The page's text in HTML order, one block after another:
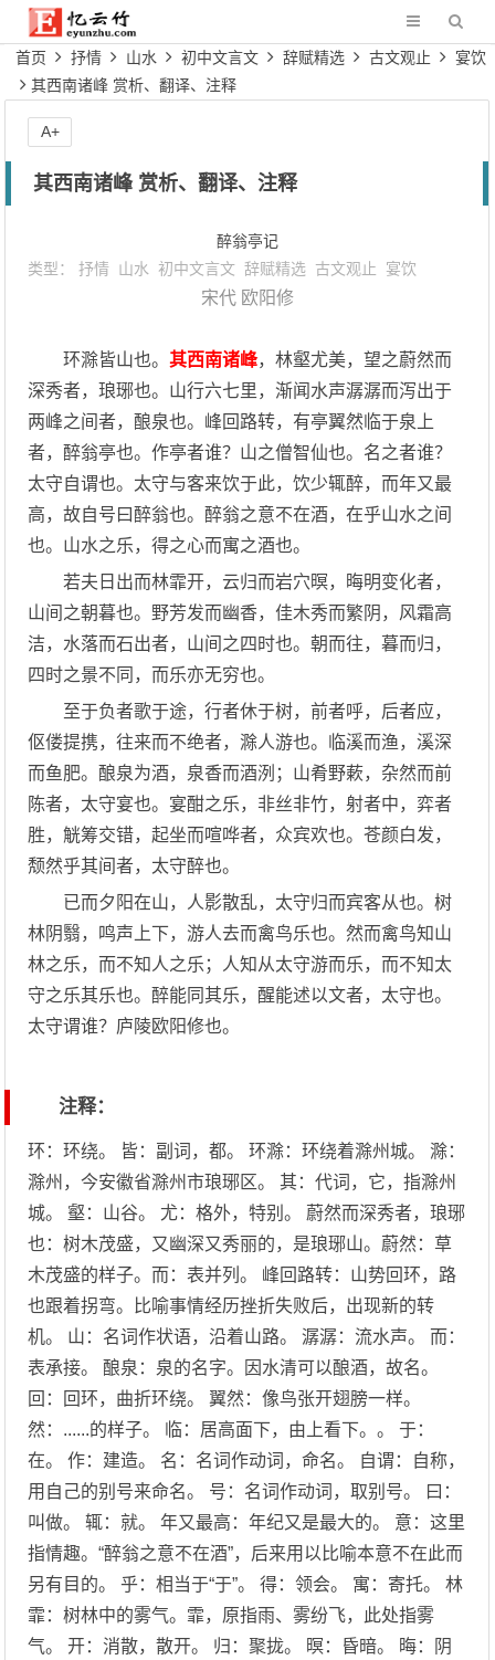
首页 抒情 山水 初中文言文 辞赋精选 古文观止
宴饮
其西南诸峰 赏析、翻译、注释
其西南诸峰 赏析、翻译、注释
醉翁亭记
类型：抒情 山水 初中文言文 辞赋精选 古文观止 宴饮
宋代 欧阳修
环滁皆山也。其西南诸峰，林壑尤美，望之蔚然而
深秀者，琅琊也。山行六七里，渐闻水声潺潺而泻出于
两峰之间者，酿泉也。峰回路转，有亭翼然临于泉上
者，醉翁亭也。作亭者谁？山之僧智仙也。名之者谁？
太守自谓也。太守与客来饮于此，饮少辄醉，而年又最
高，故自号曰醉翁也。醉翁之意不在酒，在乎山水之间
也。山水之乐，得之心而寓之酒也。
若夫日出而林霏开，云归而岩穴暝，晦明变化者，
山间之朝暮也。野芳发而幽香，佳木秀而繁阴，风霜高
洁，水落而石出者，山间之四时也。朝而往，暮而归，
四时之景不同，而乐亦无穷也。
至于负者歌于途，行者休于树，前者呼，后者应，
伛偻提携，往来而不绝者，滁人游也。临溪而渔，溪深
而鱼肥。酿泉为酒，泉香而酒洌；山肴野蔌，杂然而前
陈者，太守宴也。宴酣之乐，非丝非竹，射者中，弈者
胜，觥筹交错，起坐而喧哗者，众宾欢也。苍颜白发，
颓然乎其间者，太守醉也。
已而夕阳在山，人影散乱，太守归而宾客从也。树
林阴翳，鸣声上下，游人去而禽鸟乐也。然而禽鸟知山
林之乐，而不知人之乐；人知从太守游而乐，而不知太
守之乐其乐也。醉能同其乐，醒能述以文者，太守也。
太守谓谁？庐陵欧阳修也。
注释：
环：环绕。 皆：副词，都。 环滁：环绕着滁州城。 滁：
滁州，今安徽省滁州市琅琊区。 其：代词，它，指滁州
城。 壑：山谷。 尤：格外，特别。 蔚然而深秀者，琅琊
也：树木茂盛，又幽深又秀丽的，是琅琊山。蔚然：草
木茂盛的样子。而：表并列。 峰回路转：山势回环，路
也跟着拐弯。比喻事情经历挫折失败后，出现新的转
机。 山：名词作状语，沿着山路。 潺潺：流水声。 而：
表承接。 酿泉：泉的名字。因水清可以酿酒，故名。
回：回环，曲折环绕。 翼然：像鸟张开翅膀一样。
然：......的样子。 临：居高面下，由上看下。。 于：
在。 作：建造。 名：名词作动词，命名。 自谓：自称，
用自己的别号来命名。 号：名词作动词，取别号。 曰：
叫做。 辄：就。 年又最高：年纪又是最大的。 意：这里
指情趣。“醉翁之意不在酒”，后来用以比喻本意不在此而
另有目的。 乎：相当于“于”。 得：领会。 寓：寄托。 林
霏：树林中的雾气。霏，原指雨、雾纷飞，此处指雾
气。 开：消散，散开。 归：聚拢。 暝：昏暗。 晦：阴
A+